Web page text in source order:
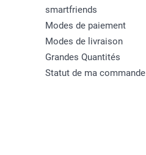
smartfriends
Modes de paiement
Modes de livraison
Grandes Quantités
Statut de ma commande